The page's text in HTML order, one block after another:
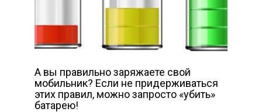
А вы правильно заряжаете свой
мобильник? Если не придерживаться
этих правил, можно запросто «убить»
батарею!